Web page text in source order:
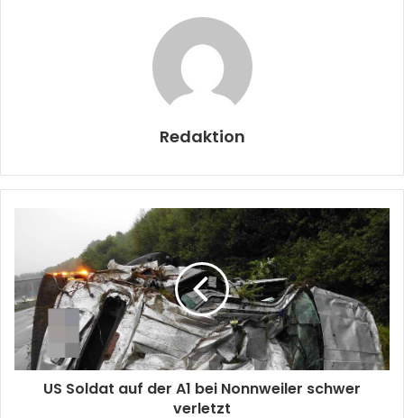
Redaktion
US Soldat auf der A1 bei Nonnweiler schwer
verletzt